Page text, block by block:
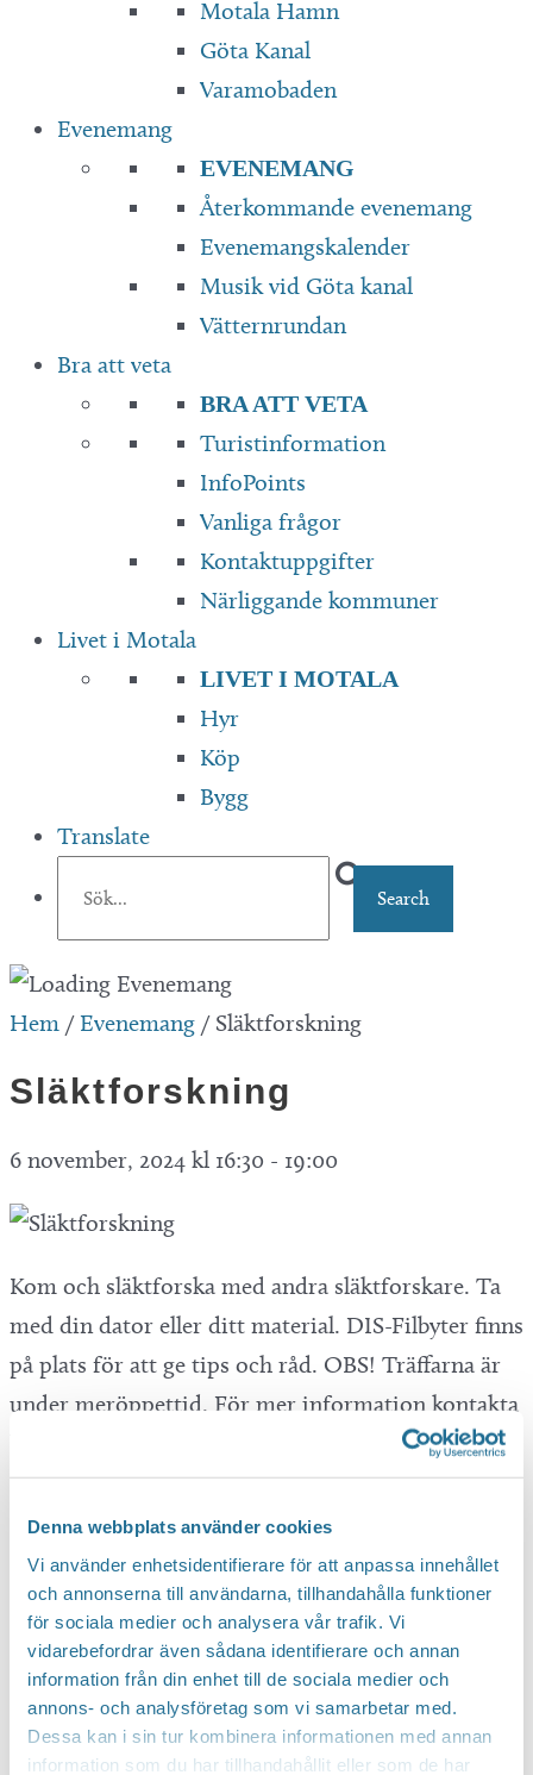
Denna webbplats använder cookies
Vi använder enhetsidentifierare för att anpassa innehållet
och annonserna till användarna, tillhandahålla funktioner
för sociala medier och analysera vår trafik. Vi
vidarebefordrar även sådana identifierare och annan
information från din enhet till de sociala medier och
annons- och analysföretag som vi samarbetar med.
Dessa kan i sin tur kombinera informationen med annan
information som du har tillhandahållit eller som de har
Motala Hamn
Göta Kanal
Varamobaden
Evenemang
EVENEMANG
Återkommande evenemang
Evenemangskalender
Musik vid Göta kanal
Vätternrundan
Bra att veta
BRA ATT VETA
Turistinformation
InfoPoints
Vanliga frågor
Kontaktuppgifter
Närliggande kommuner
Livet i Motala
LIVET I MOTALA
Hyr
Köp
Bygg
Translate
Hem /Evenemang / Släktforskning
Släktforskning
6 november, 2024 kl 16:30 - 19:00
Kom och släktforska med andra släktforskare. Ta
med din dator eller ditt material. DIS-Filbyter finns
på plats för att ge tips och råd. OBS! Träffarna är
under meröppettid. För mer information kontakta
bibliotekets personal på 0141-22 58 75. Drop in.